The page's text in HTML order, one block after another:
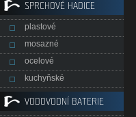
SPRCHOVÉ HADICE
plastové
mosazné
ocelové
kuchyňské
VODOVODNÍ BATERIE